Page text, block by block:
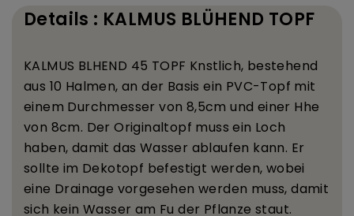
Details : KALMUS BLÜHEND TOPF
KALMUS BLHEND 45 TOPF Knstlich, bestehend
aus 10 Halmen, an der Basis ein PVC-Topf mit
einem Durchmesser von 8,5cm und einer Hhe
von 8cm. Der Originaltopf muss ein Loch
haben, damit das Wasser ablaufen kann. Er
sollte im Dekotopf befestigt werden, wobei
eine Drainage vorgesehen werden muss, damit
sich kein Wasser am Fu der Pflanze staut.